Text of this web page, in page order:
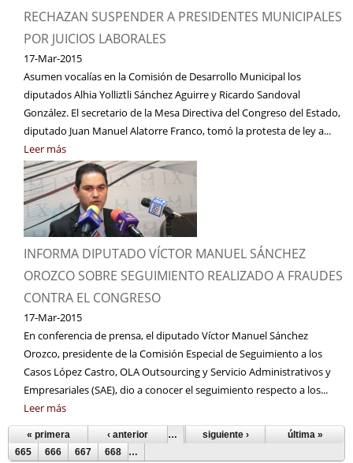
RECHAZAN SUSPENDER A PRESIDENTES MUNICIPALES
POR JUICIOS LABORALES
17-Mar-2015
Asumen vocalías en la Comisión de Desarrollo Municipal los
diputados Alhia Yolliztli Sánchez Aguirre y Ricardo Sandoval
González. El secretario de la Mesa Directiva del Congreso del Estado,
diputado Juan Manuel Alatorre Franco, tomó la protesta de ley a...
Leer más
INFORMA DIPUTADO VÍCTOR MANUEL SÁNCHEZ
OROZCO SOBRE SEGUIMIENTO REALIZADO A FRAUDES
CONTRA EL CONGRESO
17-Mar-2015
En conferencia de prensa, el diputado Víctor Manuel Sánchez
Orozco, presidente de la Comisión Especial de Seguimiento a los
Casos López Castro, OLA Outsourcing y Servicio Administrativos y
Empresariales (SAE), dio a conocer el seguimiento respecto a los...
Leer más
Páginas
« primera ‹ anterior … 660 661 663
664
665
666 667 668 …
siguiente › última »